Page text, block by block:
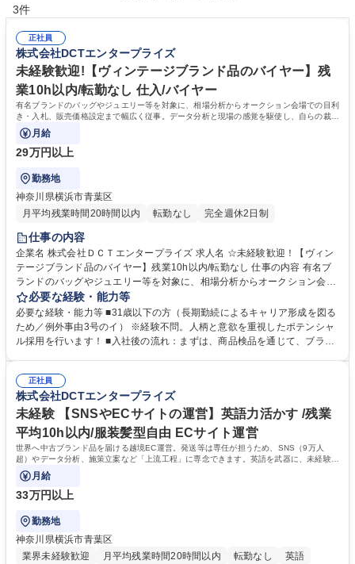
3件
正社員
株式会社DCTエンタープライズ
未経験歓迎!【ヴィンテージブランド品のバイヤー】残
業10h以内/転勤なし 仕入/バイヤー
有名ブランドのバッグやジュエリー等を対象に、相場分析からオークション会場での目利
き・入札、販売価格設定まで幅広く従事。データ分析と現場の感覚を駆使し、自らの裁量
で数千万円規模の仕入れを行います。
月給
29万円以上
勤務地
神奈川県横浜市青葉区
月平均残業時間20時間以内
転勤なし 完全週休2日制
仕事の内容
企業名 株式会社ＤＣＴエンタープライズ 求人名 ☆未経験歓迎！【ヴィン
テージブランド品のバイヤー】残業10h以内/転勤なし 仕事の内容 有名ブ
ランドのバッグやジュエリー等を対象に、相場分析からオークション会場
での目利き・入札、販売価格設定まで幅広く従事。データ分析と現場の感
覚を駆使し、自らの裁量で数千万円規模の仕入れを行います。 【具体的に
は】(1)売れる商品を見極めるための情報収集・相場チェック・データ分析
(2)オークション会場での商品状態確認・入札・販売価格設定 現在は本社
ゆくは全国のオークション会場に行くことも可能です。旅気分で仕事を楽
しみながら、プロのバイヤーとして成長していきましょう。 募集職種 ☆
未経験歓迎！【ヴィンテージブランド品のバイヤー】残業10h以内/転勤な
し
必要な経験・能力等
必要な経験・能力等 ■31歳以下の方（長期勤続によるキャリア形成を図る
ため／例外事由3号のイ） ※経験不問。人柄と意欲を重視したポテンシャ
ル採用を行います！ ■入社後の流れ：まずは、商品検品を通じて、ブラン
現場を体験します。将来的には月に数千万円以上の仕入れを担当していた
だきたいと考えています。 ■世界的にもリユース需要は高まりを見せてお
り、海外からの注文も年々倍増。安心して将来のキャリアを築いていただ
けます！ 学歴・資格 学歴：大学院 大学 高専 短大 専修学校 高校 語学力：
資格：
正社員
株式会社DCTエンタープライズ
未経験 【SNSやECサイトの運営】英語力活かす /残業
平均10h以内/服装髪型自由 ECサイト運営
世界へ中古ブランド品を届ける越境EC運営。発送等は専任が担うため、SNS（9万人
超）やデータ分析、施策立案など「上流工程」に専念できます。英語を武器に、未経験か
ら海外マーケティングに挑戦！
月給
33万円以上
勤務地
神奈川県横浜市青葉区
業界未経験歓迎
月平均残業時間20時間以内 転勤なし
英語